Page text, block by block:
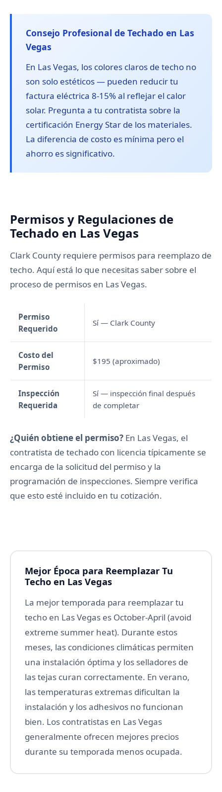
Consejo Profesional de Techado en Las
Vegas
En Las Vegas, los colores claros de techo no
son solo estéticos — pueden reducir tu
factura eléctrica 8-15% al reflejar el calor
solar. Pregunta a tu contratista sobre la
certificación Energy Star de los materiales.
La diferencia de costo es mínima pero el
ahorro es significativo.
Permisos y Regulaciones de
Techado en Las Vegas
Clark County requiere permisos para reemplazo de
techo. Aquí está lo que necesitas saber sobre el
proceso de permisos en Las Vegas.
Permiso
Requerido
Sí — Clark County
Costo del
Permiso
$195 (aproximado)
Inspección
Requerida
Sí — inspección final después
de completar
¿Quién obtiene el permiso? En Las Vegas, el
contratista de techado con licencia típicamente se
encarga de la solicitud del permiso y la
programación de inspecciones. Siempre verifica
que esto esté incluido en tu cotización.
Mejor Época para Reemplazar Tu
Techo en Las Vegas
La mejor temporada para reemplazar tu
techo en Las Vegas es October-April (avoid
extreme summer heat). Durante estos
meses, las condiciones climáticas permiten
una instalación óptima y los selladores de
las tejas curan correctamente. En verano,
las temperaturas extremas dificultan la
instalación y los adhesivos no funcionan
bien. Los contratistas en Las Vegas
generalmente ofrecen mejores precios
durante su temporada menos ocupada.